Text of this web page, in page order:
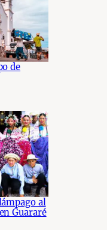
de
al
Guararé